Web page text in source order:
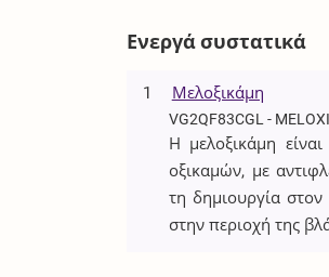
Ενεργά συστατικά
1 Μελοξικάμη
VG2QF83CGL -
Η μελοξικάμη
οξικαμών, με
τη δημιουργία
στην περιοχή της